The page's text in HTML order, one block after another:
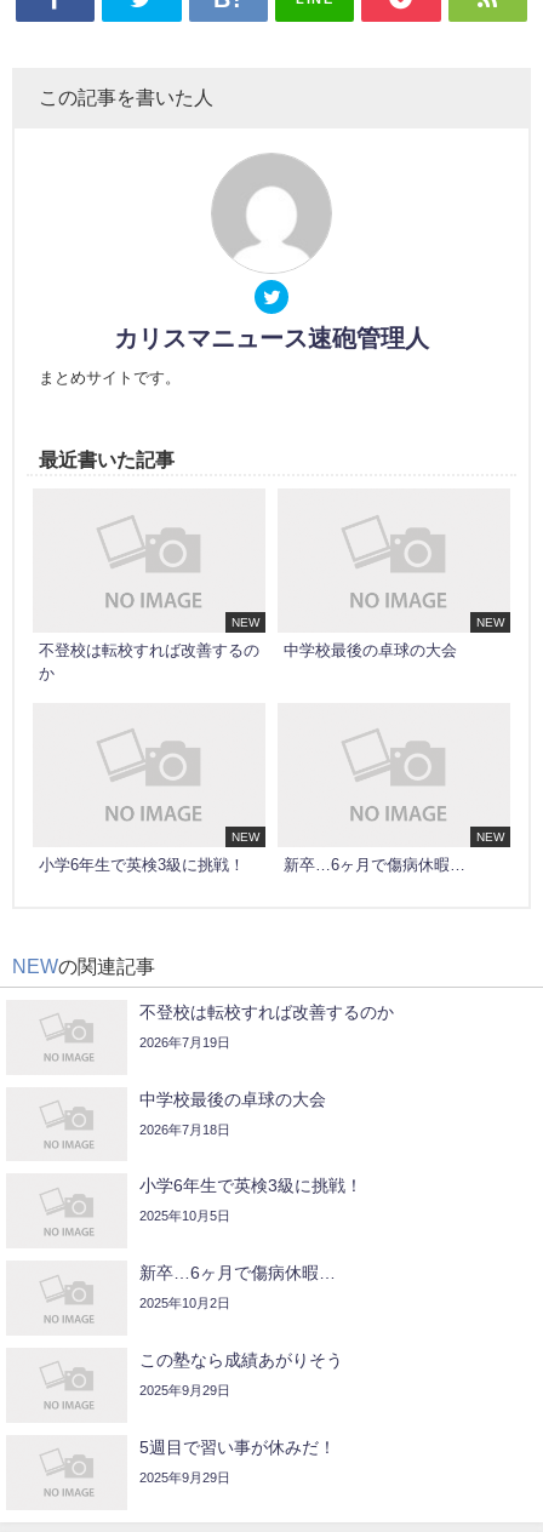
この記事を書いた人
カリスマニュース速砲管理人
まとめサイトです。
最近書いた記事
NEW
不登校は転校すれば改善するの
か
NEW
中学校最後の卓球の大会
NEW
小学6年生で英検3級に挑戦！
NEW
新卒…6ヶ月で傷病休暇…
NEWの関連記事
不登校は転校すれば改善するのか
2026年7月19日
中学校最後の卓球の大会
2026年7月18日
小学6年生で英検3級に挑戦！
2025年10月5日
新卒…6ヶ月で傷病休暇…
2025年10月2日
この塾なら成績あがりそう
2025年9月29日
5週目で習い事が休みだ！
2025年9月29日